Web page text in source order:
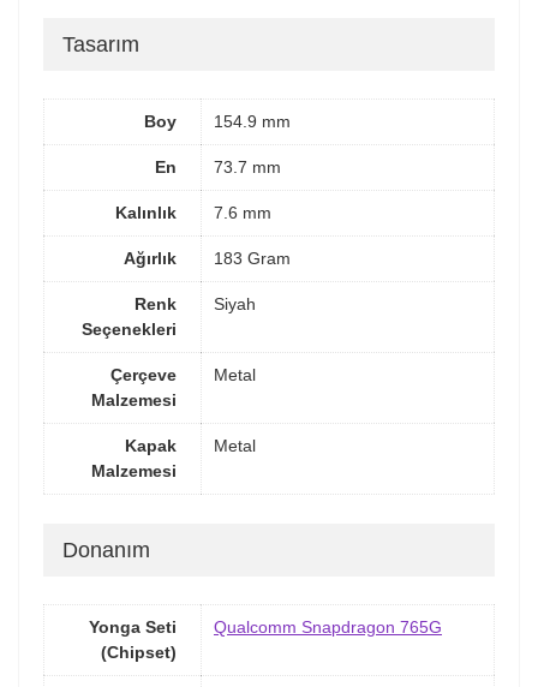
Tasarım
Boy 154.9 mm
En 73.7 mm
Kalınlık 7.6 mm
Ağırlık 183 Gram
Renk
Seçenekleri
Siyah
Çerçeve
Malzemesi
Metal
Kapak
Malzemesi
Metal
Donanım
Yonga Seti
(Chipset)
Qualcomm Snapdragon 765G